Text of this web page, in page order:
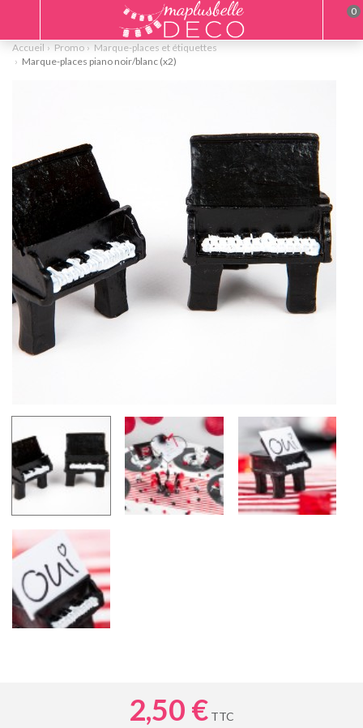
Accueil Promo
Marque-places et étiquettes
Marque-places piano noir/blanc (x2)
2,50 € TTC
0